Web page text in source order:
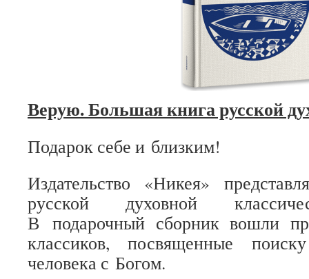
Верую. Большая книга русской
Подарок себе и близким!
Издательство «Никея»
русской духовной
В подарочный сборник вошли
классиков, посвященные
человека с Богом.